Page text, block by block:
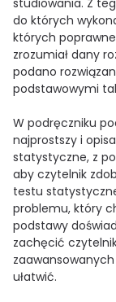
do których
których
zrozumiał dany
podano
podstawowymi
W podręczniku
najprostszy i
statystyczne, z
aby czytelnik
testu
problemu, który
podstawy
zachęcić
ułatwić.